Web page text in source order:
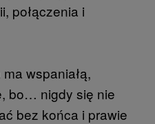
połączenia i
wspaniałą,
bo… nigdy się nie
bez końca i prawie